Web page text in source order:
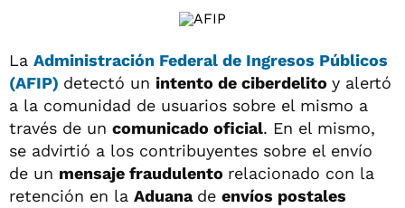
La Administración Federal de Ingresos Públicos
(AFIP) detectó un intento de ciberdelito y alertó
a la comunidad de usuarios sobre el mismo a
través de un comunicado oficial. En el mismo,
se advirtió a los contribuyentes sobre el envío
de un mensaje fraudulento relacionado con la
retención en la Aduana de envíos postales